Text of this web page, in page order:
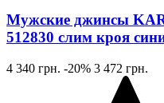
Мужские джинсы
512830 слим кроя
4 340 грн. -20% 3 472 грн.